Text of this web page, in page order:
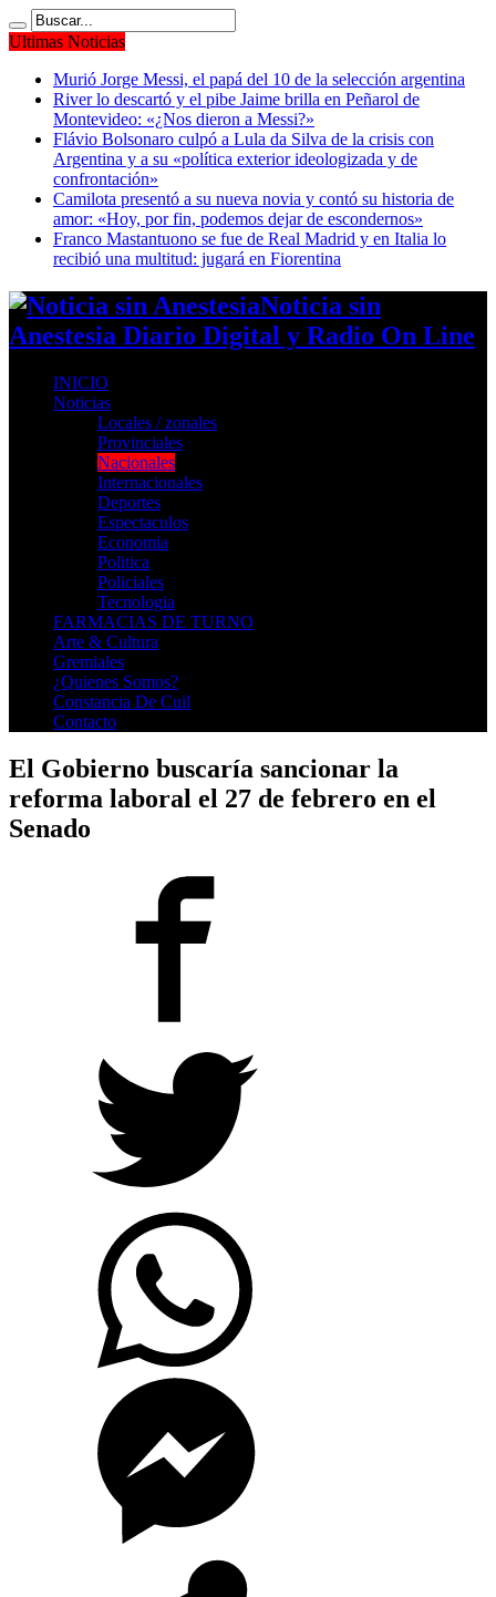
Ultimas Noticias
Murió Jorge Messi, el papá del 10 de la selección argentina
River lo descartó y el pibe Jaime brilla en Peñarol de
Montevideo: «¿Nos dieron a Messi?»
Flávio Bolsonaro culpó a Lula da Silva de la crisis con
Argentina y a su «política exterior ideologizada y de
confrontación»
Camilota presentó a su nueva novia y contó su historia de
amor: «Hoy, por fin, podemos dejar de escondernos»
Franco Mastantuono se fue de Real Madrid y en Italia lo
recibió una multitud: jugará en Fiorentina
Noticia sin
Anestesia Diario Digital y Radio On Line
INICIO
Noticias
Locales / zonales
Provinciales
Nacionales
Internacionales
Deportes
Espectaculos
Economia
Politica
Policiales
Tecnologia
FARMACIAS DE TURNO
Arte & Cultura
Gremiales
¿Quienes Somos?
Constancia De Cuil
Contacto
El Gobierno buscaría sancionar la
reforma laboral el 27 de febrero en el
Senado